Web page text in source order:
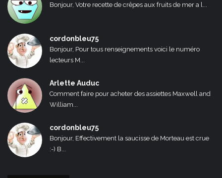
Bonjour, Votre recette de crêpes aux fruits de mer a l...
cordonbleu75
Bonjour, Pour tous renseignements voici le numéro
lecteurs M...
Arlette Auduc
Comment faire pour acheter des assiettes Maxwell and
William...
cordonbleu75
Bonjour, Effectivement la saucisse de Morteau est crue
:-) B...